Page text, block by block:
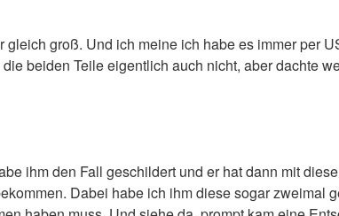
groß. Und ich meine ich habe es immer per
beiden Teile eigentlich auch nicht, aber dachte
ihm den Fall geschildert und er hat dann mit
Dabei habe ich ihm diese sogar zweimal